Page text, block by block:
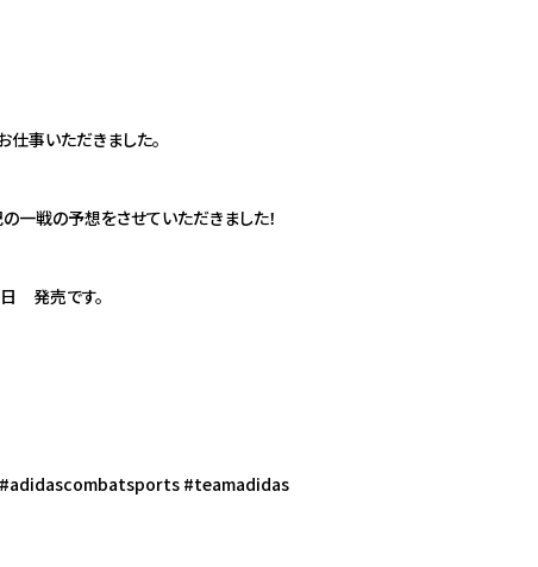
仕事いただきました。
一戦の予想をさせていただきました！
発売です。
#teamadidas